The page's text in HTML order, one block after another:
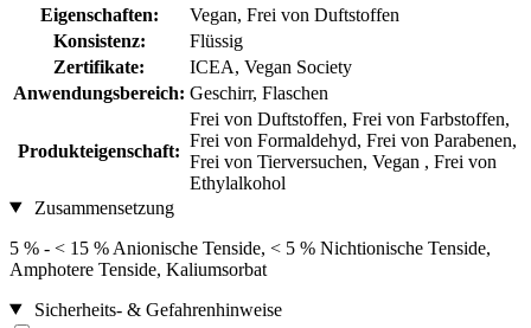
Eigenschaften:
Vegan, Frei von Duftstoffen
Konsistenz:
Flüssig
Zertifikate:
ICEA, Vegan Society
Anwendungsbereich: Geschirr, Flaschen
Produkteigenschaft:
Frei von Duftstoffen, Frei von Farbstoffen,
Frei von Formaldehyd, Frei von Parabenen,
Frei von Tierversuchen, Vegan , Frei von
Ethylalkohol
Zusammensetzung
5 % - < 15 % Anionische Tenside, < 5 % Nichtionische Tenside,
Amphotere Tenside, Kaliumsorbat
Sicherheits- & Gefahrenhinweise